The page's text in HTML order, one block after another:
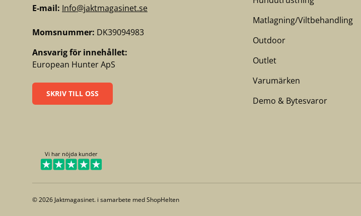
E-mail: Info@jaktmagasinet.se
Momsnummer: DK39094983
Ansvarig för innehållet:
European Hunter ApS
SKRIV TILL OSS
Matlagning/Viltbehandling
Outdoor
Outlet
Varumärken
Demo & Bytesvaror
Vi har nöjda kunder
© 2026 Jaktmagasinet. i samarbete medShopHelten